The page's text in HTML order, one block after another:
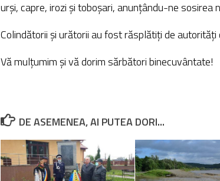
urși, capre, irozi și toboșari, anunțându-ne sosirea
Colindătorii și urătorii au fost răsplătiți de autorități
Vă mulțumim și vă dorim sărbători binecuvântate!
DE ASEMENEA, AI PUTEA DORI...